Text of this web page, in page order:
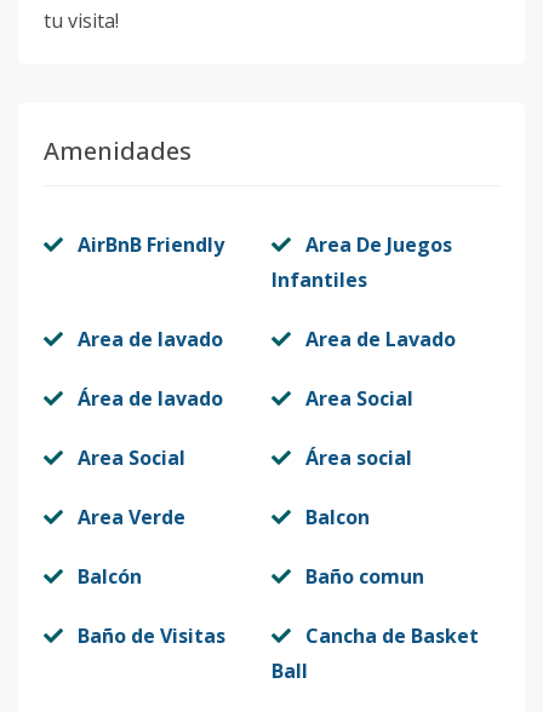
tu visita!
Amenidades
AirBnB Friendly
Area De Juegos
Infantiles
Area de lavado Area de Lavado
Área de lavado Area Social
Area Social Área social
Area Verde Balcon
Balcón Baño comun
Baño de Visitas
Cancha de Basket
Ball